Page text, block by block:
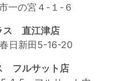
一の宮４-１-６
ス 直江津店
日新田5-16-20
フルサット店